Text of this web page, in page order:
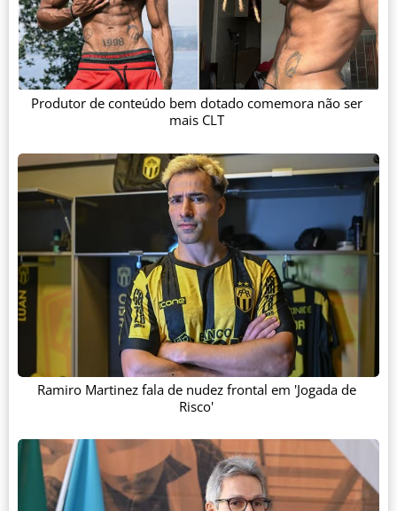
Produtor de conteúdo bem dotado comemora não ser
mais CLT
Ramiro Martinez fala de nudez frontal em 'Jogada de
Risco'